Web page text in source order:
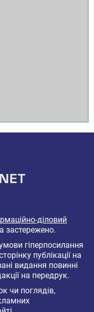
діловий
застережено.
гіперпосилання
публікації на
видання повинні
на передрук.
чи поглядів,